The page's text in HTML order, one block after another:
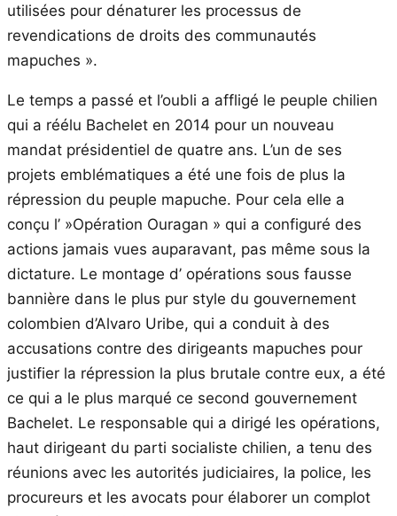
utilisées pour dénaturer les processus de
revendications de droits des communautés
mapuches ».
Le temps a passé et l’oubli a affligé le peuple chilien
qui a réélu Bachelet en 2014 pour un nouveau
mandat présidentiel de quatre ans. L’un de ses
projets emblématiques a été une fois de plus la
répression du peuple mapuche. Pour cela elle a
conçu l’ »Opération Ouragan » qui a configuré des
actions jamais vues auparavant, pas même sous la
dictature. Le montage d’ opérations sous fausse
bannière dans le plus pur style du gouvernement
colombien d’Alvaro Uribe, qui a conduit à des
accusations contre des dirigeants mapuches pour
justifier la répression la plus brutale contre eux, a été
ce qui a le plus marqué ce second gouvernement
Bachelet. Le responsable qui a dirigé les opérations,
haut dirigeant du parti socialiste chilien, a tenu des
réunions avec les autorités judiciaires, la police, les
procureurs et les avocats pour élaborer un complot